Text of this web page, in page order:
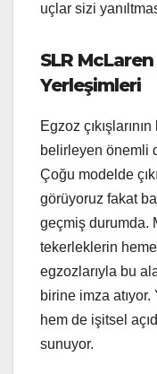
uçlar sizi
SLR McLaren
Yerleşimleri
Egzoz
belirleyen önemli
Çoğu modelde
görüyoruz fakat
geçmiş durumda.
tekerleklerin
egzozlarıyla bu
birine imza atıyor.
hem de işitsel
sunuyor.